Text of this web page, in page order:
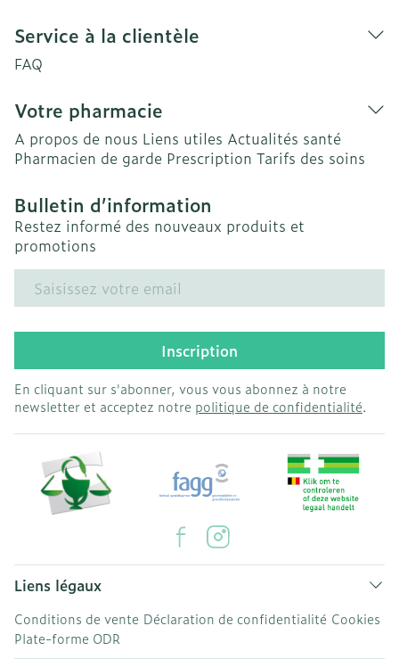
Service à la clientèle
FAQ
Votre pharmacie
A propos de nous Liens utiles Actualités santé
Pharmacien de garde Prescription Tarifs des soins
Bulletin d’information
Restez informé des nouveaux produits et
promotions
Adresse mail
Inscription
En cliquant sur s'abonner, vous vous abonnez à notre
newsletter et acceptez notre politique de confidentialité.
Liens légaux
Conditions de vente Déclaration de confidentialité Cookies
Plate-forme ODR